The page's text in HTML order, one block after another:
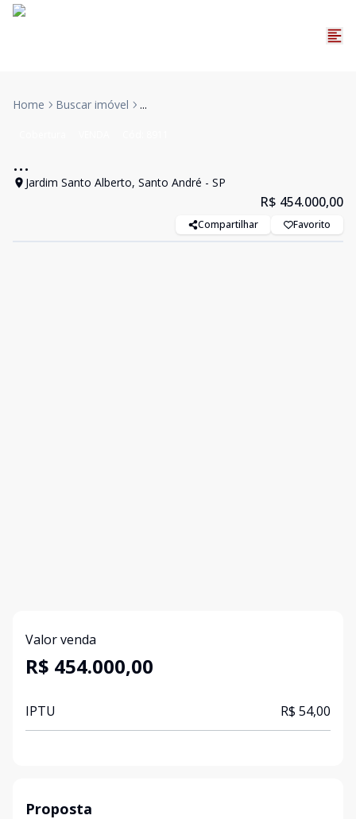
Home Buscar imóvel ...
...
Jardim Santo Alberto, Santo André - SP
R$ 454.000,00
Compartilhar Favorito
Valor venda
R$ 454.000,00
IPTU R$ 54,00
Proposta